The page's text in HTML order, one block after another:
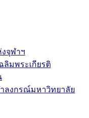
จุฬาฯ
ลิมพระเกียรติ
ลงกรณ์มหาวิทยาลัย